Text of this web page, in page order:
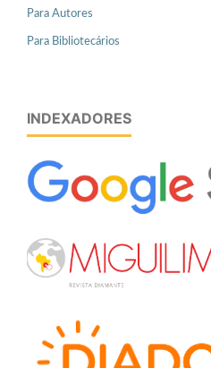
Para Autores
Para Bibliotecários
INDEXADORES